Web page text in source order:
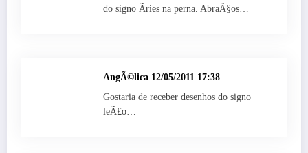
do signo Ãries na perna. AbraÃ§os…
AngÃ©lica 12/05/2011 17:38
Gostaria de receber desenhos do signo
leÃ£o…